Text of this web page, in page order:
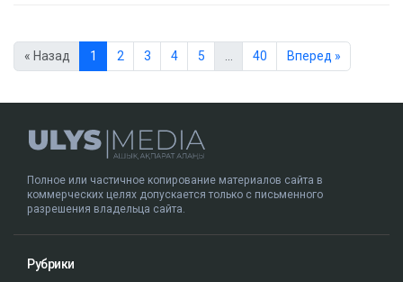
« Назад 1 2 3 4 5 … 40 Вперед »
Полное или частичное копирование материалов сайта в
коммерческих целях допускается только с письменного
разрешения владельца сайта.
Рубрики